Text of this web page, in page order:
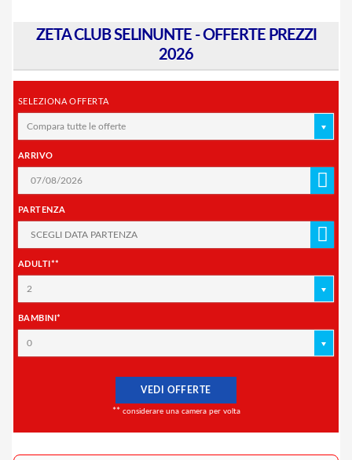
ZETA CLUB SELINUNTE - OFFERTE PREZZI
2026
SELEZIONA OFFERTA
Compara tutte le offerte
ARRIVO
PARTENZA
ADULTI**
2
BAMBINI*
0
VEDI OFFERTE
** considerare una camera per volta